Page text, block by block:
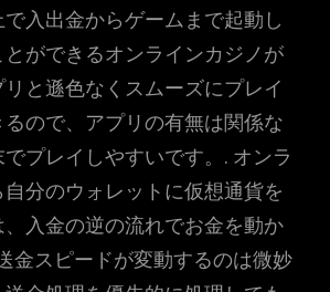
入出金からゲームまで起動し
ができるオンラインカジノが
と遜色なくスムーズにプレイ
ので、アプリの有無は関係な
プレイしやすいです。. オンラ
分のウォレットに仮想通貨を
入金の逆の流れでお金を動か
金スピードが変動するのは微妙